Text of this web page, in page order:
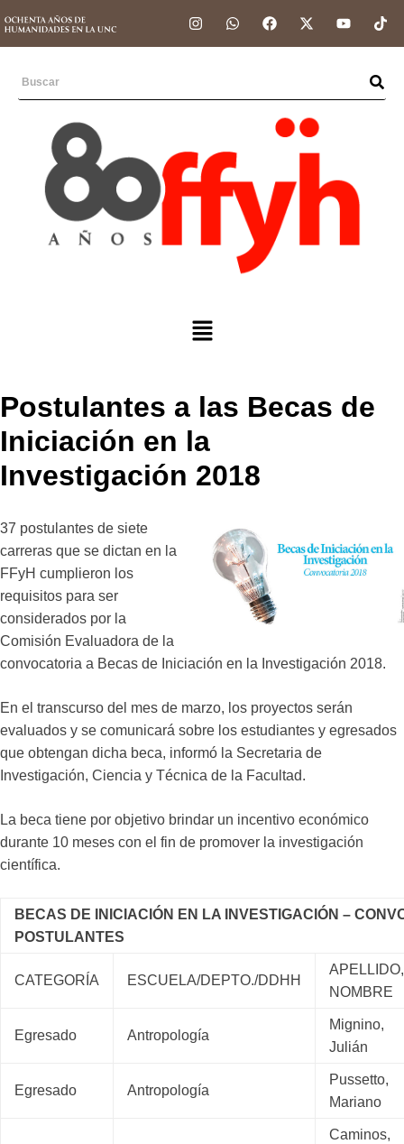
Postulantes a las Becas de
Iniciación en la
Investigación 2018
37 postulantes de siete
carreras que se dictan en la
FFyH cumplieron los
requisitos para ser
considerados por la
Comisión Evaluadora de la
convocatoria a Becas de Iniciación en la Investigación 2018.
En el transcurso del mes de marzo, los proyectos serán
evaluados y se comunicará sobre los estudiantes y egresados
que obtengan dicha beca, informó la Secretaria de
Investigación, Ciencia y Técnica de la Facultad.
La beca tiene por objetivo brindar un incentivo económico
durante 10 meses con el fin de promover la investigación
científica.
BECAS DE INICIACIÓN EN LA INVESTIGACIÓN –
POSTULANTES
CATEGORÍA ESCUELA/DEPTO./DDHH
APELLIDO,
NOMBRE
Egresado Antropología
Mignino,
Julián
Egresado Antropología
Pussetto,
Mariano
Caminos,